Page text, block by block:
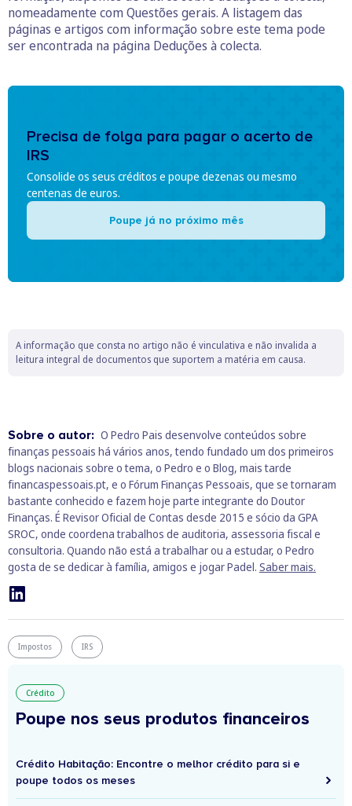
nomeadamente com Questões gerais. A listagem das
páginas e artigos com informação sobre este tema pode
ser encontrada na página Deduções à colecta.
Precisa de folga para pagar o acerto de
IRS
Consolide os seus créditos e poupe dezenas ou mesmo
centenas de euros.
Poupe já no próximo mês
A informação que consta no artigo não é vinculativa e não invalida a
leitura integral de documentos que suportem a matéria em causa.
Sobre o autor: O Pedro Pais desenvolve conteúdos sobre
finanças pessoais há vários anos, tendo fundado um dos primeiros
blogs nacionais sobre o tema, o Pedro e o Blog, mais tarde
financaspessoais.pt, e o Fórum Finanças Pessoais, que se tornaram
bastante conhecido e fazem hoje parte integrante do Doutor
Finanças. É Revisor Oficial de Contas desde 2015 e sócio da GPA
SROC, onde coordena trabalhos de auditoria, assessoria fiscal e
consultoria. Quando não está a trabalhar ou a estudar, o Pedro
gosta de se dedicar à família, amigos e jogar Padel. Saber mais.
Impostos IRS
Crédito
Poupe nos seus produtos financeiros
Crédito Habitação: Encontre o melhor crédito para si e
poupe todos os meses